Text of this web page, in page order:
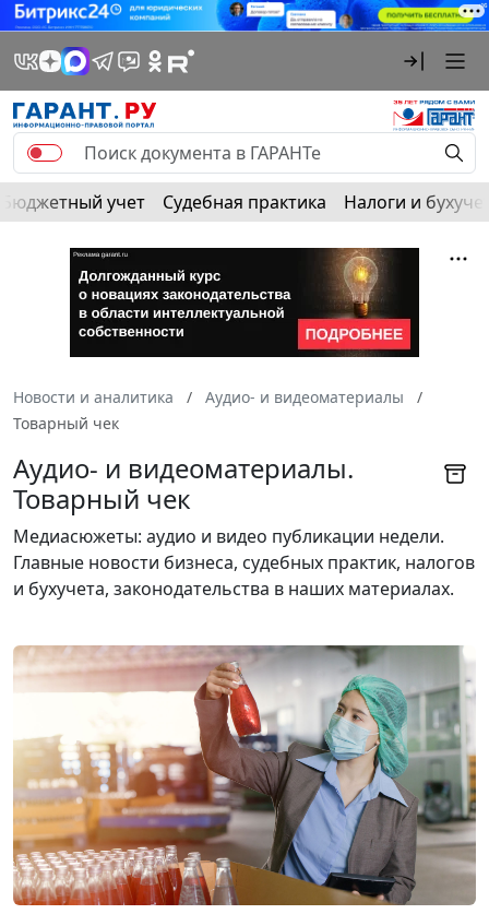
Бюджетный учет Судебная практика Налоги и
Новости и аналитика
Аудио- и видеоматериалы
Товарный чек
Аудио- и видеоматериалы.
Товарный чек
Медиасюжеты: аудио и видео публикации недели.
Главные новости бизнеса, судебных практик, налогов
и бухучета, законодательства в наших материалах.